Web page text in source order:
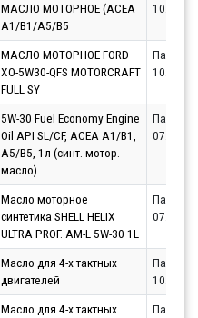
МАСЛО МОТОРНОЕ (ACEA
A1/B1/A5/B5
МАСЛО МОТОРНОЕ FORD
XO-5W30-QFS MOTORCRAFT
FULL SY
Партнёр
5W-30 Fuel Economy Engine
Oil API SL/CF, ACEA A1/B1,
A5/B5, 1л (синт. мотор.
масло)
Партнёр
Масло моторное
синтетика SHELL HELIX
ULTRA PROF. AM-L 5W-30 1L
Партнёр
Масло для 4-х тактных
двигателей
Партнёр
Масло для 4-х тактных
Партнёр